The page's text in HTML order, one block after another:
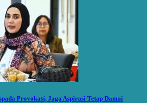
Provokasi, Jaga Aspirasi Tetap Damai